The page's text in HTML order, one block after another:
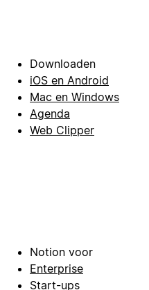
Downloaden
iOS en Android
Mac en Windows
Agenda
Web Clipper
Notion voor
Enterprise
Start-ups